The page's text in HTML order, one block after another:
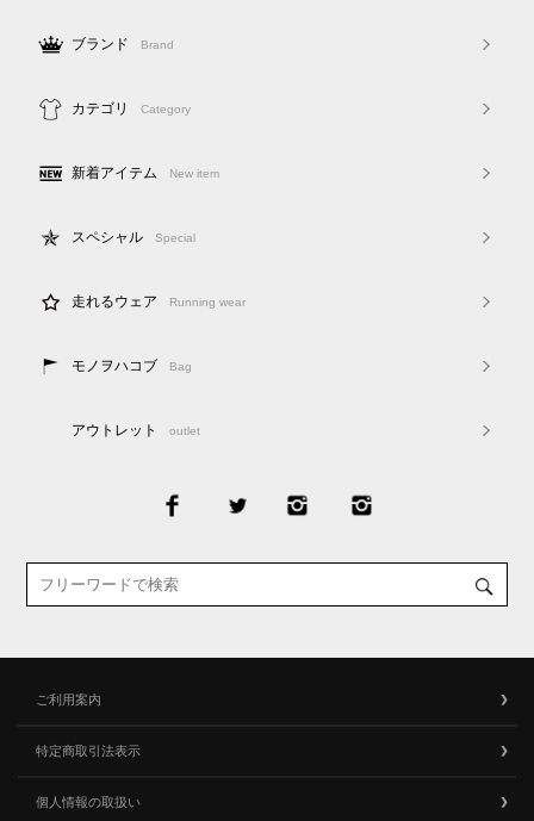
ブランド Brand
カテゴリ Category
新着アイテム New item
スペシャル Special
走れるウェア Running wear
モノヲハコブ Bag
アウトレット outlet
ご利用案内
特定商取引法表示
個人情報の取扱い